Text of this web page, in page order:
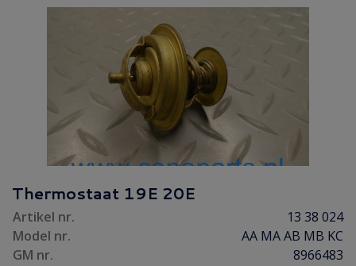
Thermostaat 19E 20E
Artikel nr.
13 38 024
Model nr.
AA MA AB MB KC
GM nr.
8966483